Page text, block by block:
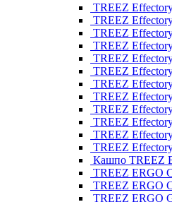
TREEZ
TREEZ
TREEZ
TREEZ
TREEZ
TREEZ
TREEZ
TREEZ
TREEZ
TREEZ
TREEZ
TREEZ
Кашпо TREEZ
TREEZ ERGO
TREEZ ERGO
TREEZ ERGO